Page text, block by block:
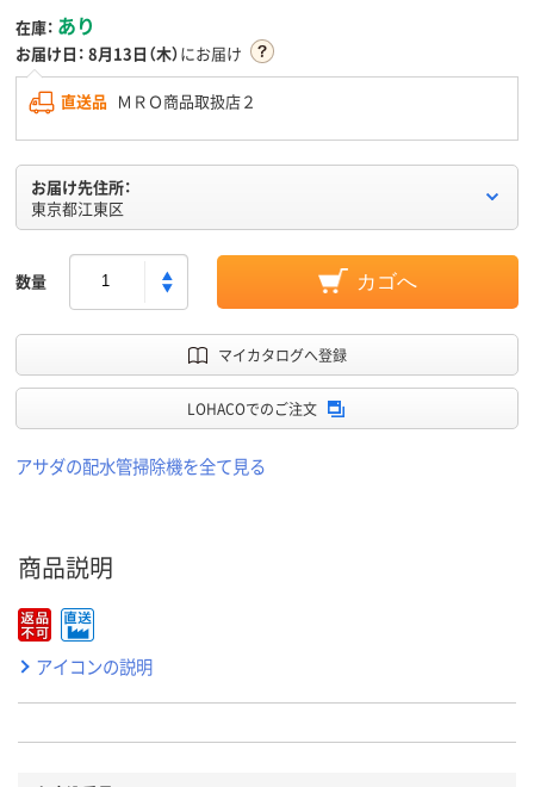
在庫： あり
お届け日： 8月13日（木）にお届け
直送品 ＭＲＯ商品取扱店２
お届け先住所：
東京都江東区
数量 カゴへ
マイカタログへ登録
LOHACOでのご注文
アサダの配水管掃除機を全て見る
商品説明
アイコンの説明